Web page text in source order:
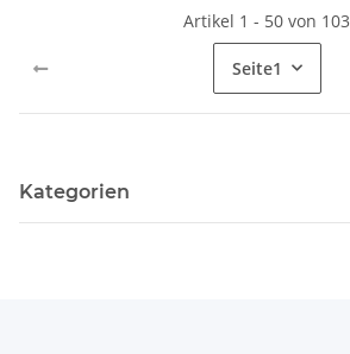
Artikel 1 - 50 von 103
Seite1
Kategorien